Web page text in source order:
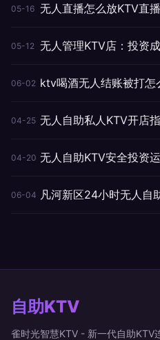
05-16 无人直播怎么放KTV直
05-12 无人管理KTV店：投资
06-02 ktv喝酒无人结账被打怎
04-25 无人自助私人KTV开店
04-20 无人自助KTV安全投资
06-04 凡河新区24小时无人自
自助KTV
雀时光智慧KTV - 新一代自助KTV